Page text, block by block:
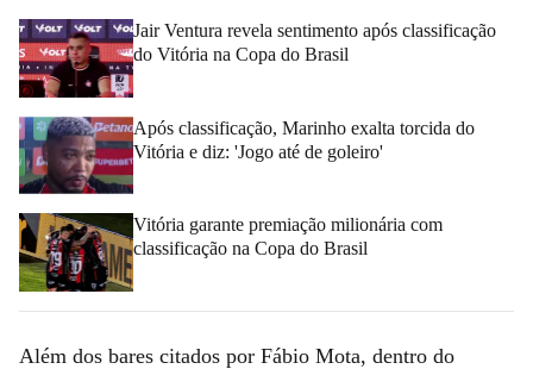
Jair Ventura revela sentimento após classificação
do Vitória na Copa do Brasil
Após classificação, Marinho exalta torcida do
Vitória e diz: 'Jogo até de goleiro'
Vitória garante premiação milionária com
classificação na Copa do Brasil
Além dos bares citados por Fábio Mota, dentro do